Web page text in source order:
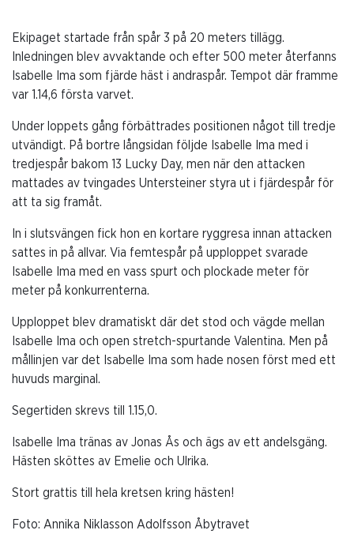
Ekipaget startade från spår 3 på 20 meters tillägg.
Inledningen blev avvaktande och efter 500 meter återfanns
Isabelle Ima som fjärde häst i andraspår. Tempot där framme
var 1.14,6 första varvet.
Under loppets gång förbättrades positionen något till tredje
utvändigt. På bortre långsidan följde Isabelle Ima med i
tredjespår bakom 13 Lucky Day, men när den attacken
mattades av tvingades Untersteiner styra ut i fjärdespår för
att ta sig framåt.
In i slutsvängen fick hon en kortare ryggresa innan attacken
sattes in på allvar. Via femtespår på upploppet svarade
Isabelle Ima med en vass spurt och plockade meter för
meter på konkurrenterna.
Upploppet blev dramatiskt där det stod och vägde mellan
Isabelle Ima och open stretch-spurtande Valentina. Men på
mållinjen var det Isabelle Ima som hade nosen först med ett
huvuds marginal.
Segertiden skrevs till 1.15,0.
Isabelle Ima tränas av Jonas Ås och ägs av ett andelsgäng.
Hästen sköttes av Emelie och Ulrika.
Stort grattis till hela kretsen kring hästen!
Foto: Annika Niklasson Adolfsson Åbytravet